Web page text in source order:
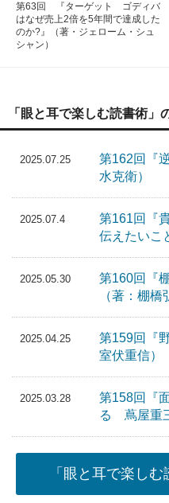
第63回 『ターゲット ゴディバ
はなぜ売上2倍を5年間で達成した
のか?』（著・ジェローム・シュ
シャン）
「眼と耳で楽しむ読書術」
2025.07.25
第162回『
水克衛）
2025.07.4
第161回『
伝えたいこ
2025.05.30
第160回『
（著：棚橋
2025.04.25
第159回『
室伏重信）
2025.03.28
第158回『
る 蔦屋重
「眼と耳で楽し